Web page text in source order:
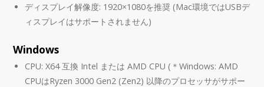
ディスプレイ解像度: 1920×1080を推奨 (Mac環境ではUSBデ
ィスプレイはサポートされません)
Windows
CPU: X64 互換 Intel または AMD CPU (＊Windows: AMD
CPUはRyzen 3000 Gen2 (Zen2) 以降のプロセッサがサポー